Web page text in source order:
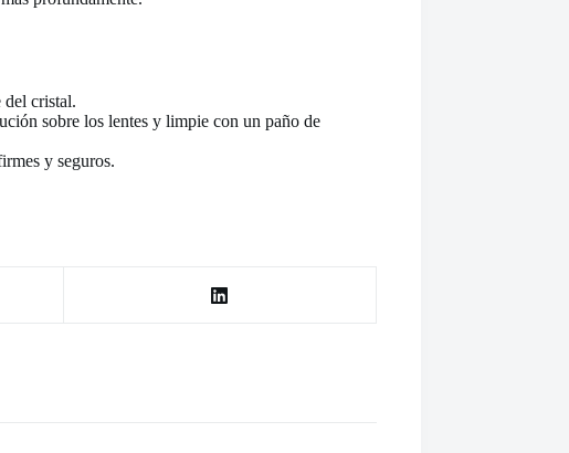
del cristal.
sobre los lentes y limpie con un paño de
y seguros.